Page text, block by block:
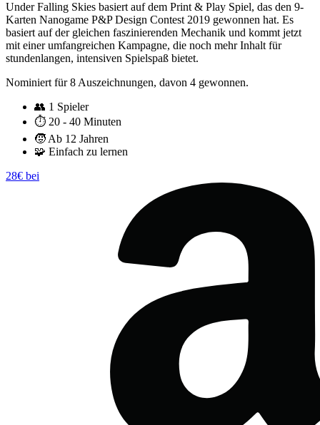
Under Falling Skies basiert auf dem Print & Play Spiel, das den 9-
Karten Nanogame P&P Design Contest 2019 gewonnen hat. Es
basiert auf der gleichen faszinierenden Mechanik und kommt jetzt
mit einer umfangreichen Kampagne, die noch mehr Inhalt für
stundenlangen, intensiven Spielspaß bietet.
Nominiert für 8 Auszeichnungen, davon 4 gewonnen.
👥 1 Spieler
⏱️ 20 - 40 Minuten
🧒 Ab 12 Jahren
🧩 Einfach zu lernen
28€ bei